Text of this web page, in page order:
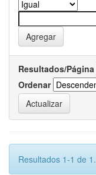
Resultados/Página
Ordenar
Resultados 1-1 de 1.